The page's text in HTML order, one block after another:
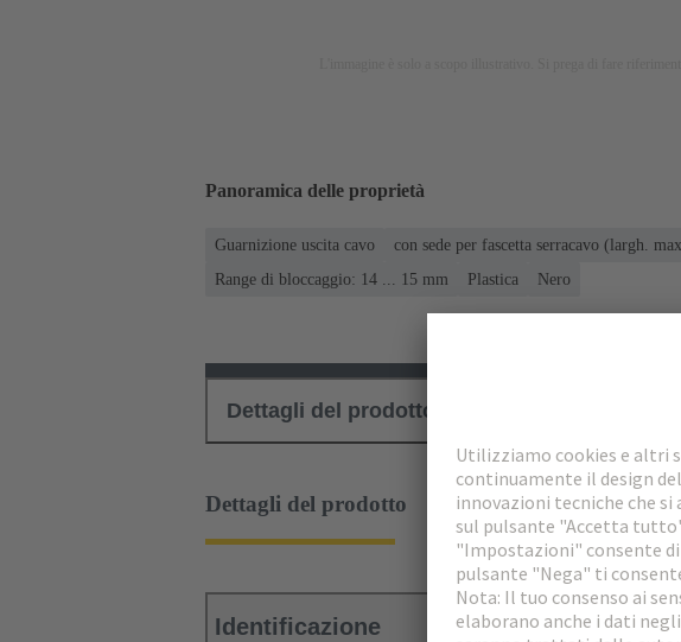
Panoramica delle proprietà
Guarnizione uscita cavo
con sede per fascetta serracavo (largh.
Range di bloccaggio: 14 ... 15 mm
Plastica Nero
Dettagli del prodotto
Dettagli del prodotto
Identificazione